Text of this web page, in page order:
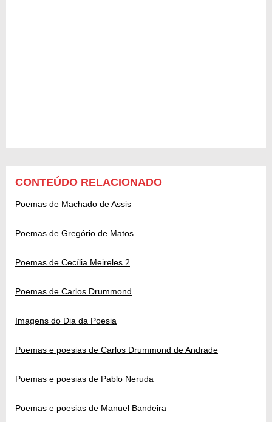
CONTEÚDO RELACIONADO
Poemas de Machado de Assis
Poemas de Gregório de Matos
Poemas de Cecília Meireles 2
Poemas de Carlos Drummond
Imagens do Dia da Poesia
Poemas e poesias de Carlos Drummond de Andrade
Poemas e poesias de Pablo Neruda
Poemas e poesias de Manuel Bandeira